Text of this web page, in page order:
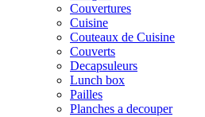
Couvertures
Cuisine
Couteaux de Cuisine
Couverts
Decapsuleurs
Lunch box
Pailles
Planches a decouper